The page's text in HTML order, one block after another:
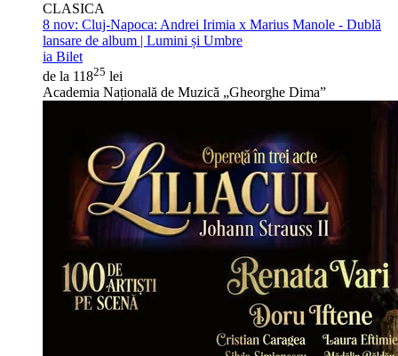
CLASICA
8 nov: Cluj-Napoca: Andrei Irimia x Marius Manole - Dublă
lansare de album | Lumini și Umbre
ia Bilet
de la 11825 lei
Academia Națională de Muzică „Gheorghe Dima”